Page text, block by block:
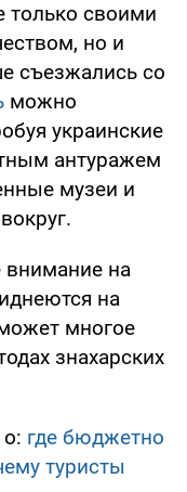
только своими
но и
съезжались со
можно
украинские
антуражем
музеи и
внимание на
на
многое
знахарских
где бюджетно
туристы